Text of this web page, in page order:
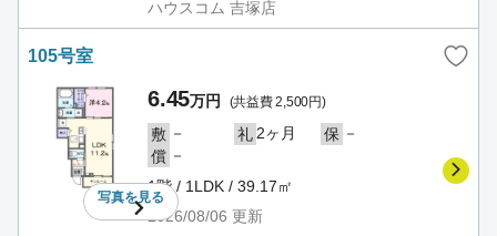
ハウスコム 吉塚店
105号室
写真を見る
6.45万円 (共益費 2,500円)
敷 － 礼2ヶ月 保 －
償 －
1階 / 1LDK / 39.17㎡
2026/08/06 更新